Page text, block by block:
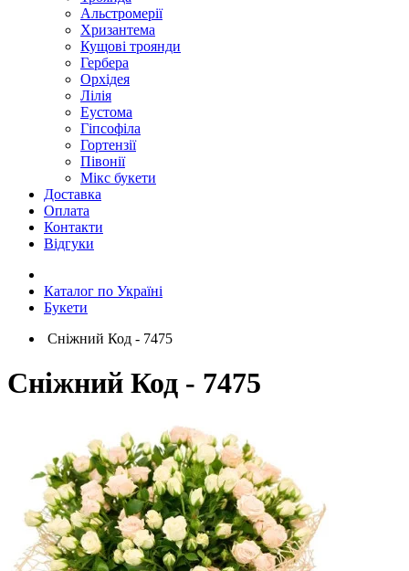
Альстромерії
Хризантема
Кущові троянди
Гербера
Орхідея
Лілія
Еустома
Гіпсофіла
Гортензії
Півонії
Мікс букети
Доставка
Оплата
Контакти
Відгуки
Каталог по Україні
Букети
Сніжний Код - 7475
Сніжний Код - 7475